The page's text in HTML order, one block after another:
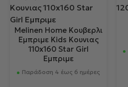
Melinen Home Κουβερλι
Εμπριμε Kids Κουνιας
110x160 Star Girl
Εμπριμε
Παράδοση 4 έως 6 ημέρες